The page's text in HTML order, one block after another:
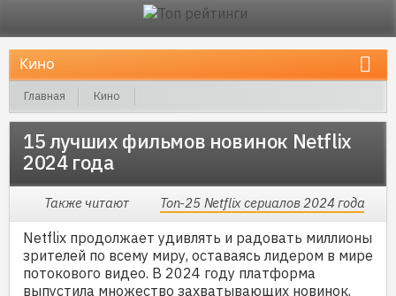
Главная
Кино
15 лучших фильмов новинок Netflix 2024 года
15 лучших фильмов новинок Netflix
2024 года
Также читают Топ-25 Netflix сериалов 2024 года
Netflix продолжает удивлять и радовать миллионы
зрителей по всему миру, оставаясь лидером в мире
потокового видео. В 2024 году платформа
выпустила множество захватывающих новинок,